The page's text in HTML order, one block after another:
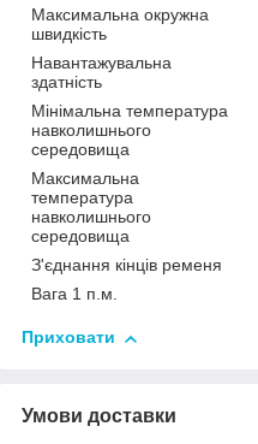
Максимальна окружна
швидкість
Навантажувальна
здатність
Мінімальна температура
навколишнього
середовища
Максимальна
температура
навколишнього
середовища
З'єднання кінців ременя
Вага 1 п.м.
Приховати
Умови доставки